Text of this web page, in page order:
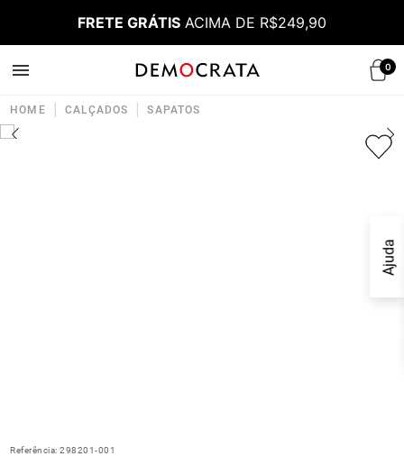
FRETE GRÁTIS ACIMA DE R$249,90
0
Ajuda
HOME CALÇADOS SAPATOS
Referência:298201-001